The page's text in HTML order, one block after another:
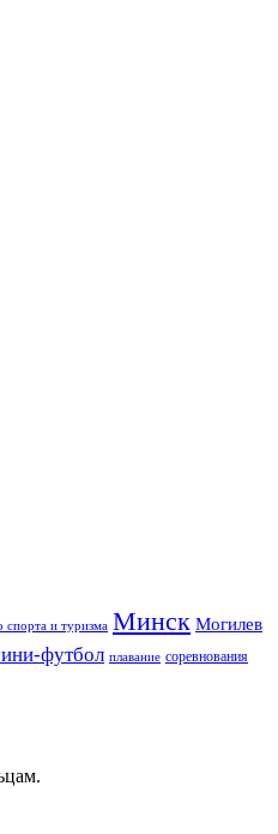
спорта и туризма Минск Могилев
футбол плавание соревнования